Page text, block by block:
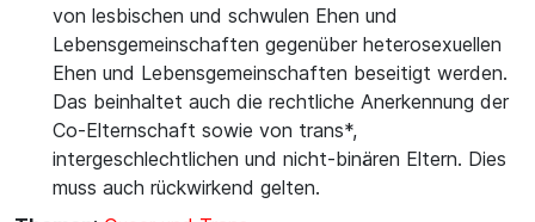
von lesbischen und schwulen Ehen und
Lebensgemeinschaften gegenüber heterosexuellen
Ehen und Lebensgemeinschaften beseitigt werden.
Das beinhaltet auch die rechtliche Anerkennung der
Co-Elternschaft sowie von trans*,
intergeschlechtlichen und nicht-binären Eltern. Dies
muss auch rückwirkend gelten.